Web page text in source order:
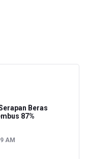
Beras
87%
AM